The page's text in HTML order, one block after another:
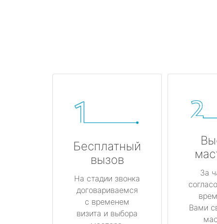
Бесплатный
вызов
На стадии звонка
договариваемся
с временем
визита и выбора
За
Вами